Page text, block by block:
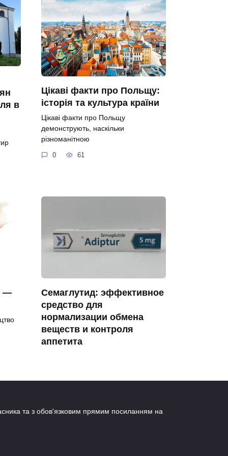
в
Цікаві факти про Польщу:
історія та культура країни
Цікаві факти про Польщу
демонструють, наскільки
різноманітною
0 61
—
Семаглутид: эффективное
средство для
нормализации обмена
веществ и контроля
аппетита
0 5
та з обов'язковим прямим посиланням на